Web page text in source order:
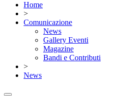
Home
>
Comunicazione
News
Gallery Eventi
Magazine
Bandi e Contributi
>
News